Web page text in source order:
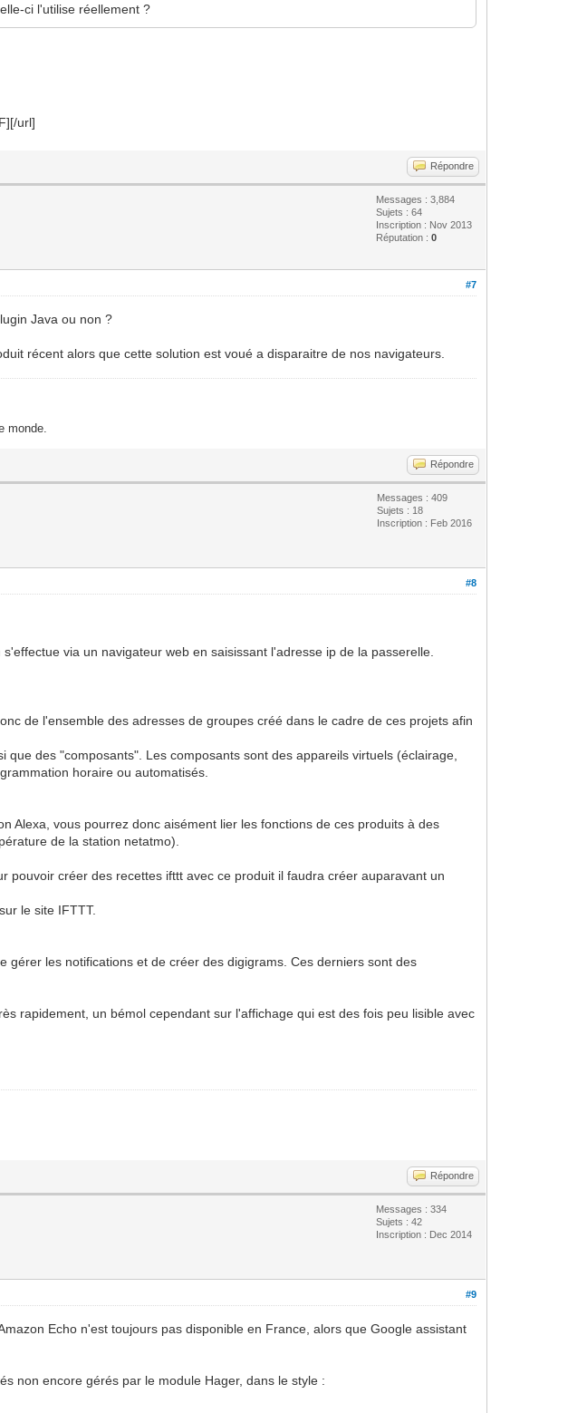
ci l'utilise réellement ?
url]
Répondre
Messages : 3,884
Sujets : 64
Inscription : Nov 2013
Réputation :0
#7
Java ou non ?
récent alors que cette solution est voué a disparaitre de nos navigateurs.
monde.
Répondre
Messages : 409
Sujets : 18
Inscription : Feb 2016
#8
via un navigateur web en saisissant l'adresse ip de la passerelle.
de l'ensemble des adresses de groupes créé dans le cadre de ces projets afin
des "composants". Les composants sont des appareils virtuels (éclairage,
horaire ou automatisés.
Alexa, vous pourrez donc aisément lier les fonctions de ces produits à des
de la station netatmo).
pouvoir créer des recettes ifttt avec ce produit il faudra créer auparavant un
le site IFTTT.
les notifications et de créer des digigrams. Ces derniers sont des
rapidement, un bémol cependant sur l'affichage qui est des fois peu lisible avec
Répondre
Messages : 334
Sujets : 42
Inscription : Dec 2014
#9
Echo n'est toujours pas disponible en France, alors que Google assistant
non encore gérés par le module Hager, dans le style :